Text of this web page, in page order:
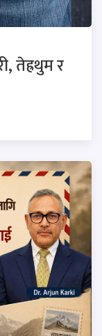
तेह्रथुम र